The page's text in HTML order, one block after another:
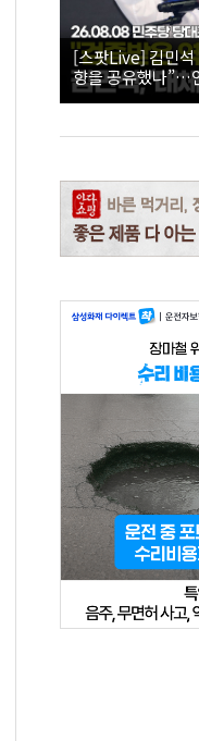
[스팟Live] 김민석
향을 공유했나”…
26.08.08 더불어민